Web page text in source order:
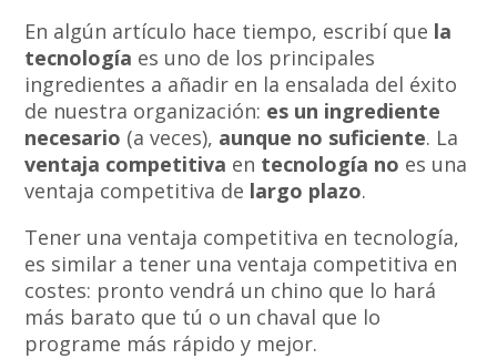
En algún artículo hace tiempo, escribí que la
tecnología es uno de los principales
ingredientes a añadir en la ensalada del éxito
de nuestra organización: es un ingrediente
necesario (a veces), aunque no suficiente. La
ventaja competitiva en tecnología no es una
ventaja competitiva de largo plazo.
Tener una ventaja competitiva en tecnología,
es similar a tener una ventaja competitiva en
costes: pronto vendrá un chino que lo hará
más barato que tú o un chaval que lo
programe más rápido y mejor.